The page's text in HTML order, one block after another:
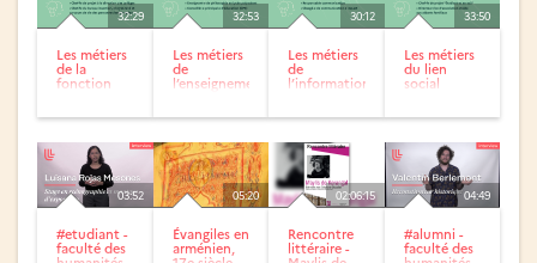
32:29
Les métiers
de la
fonction
32:53
Les métiers
de
l’enseignement
30:12
Les métiers
de
l’information
33:50
Les métiers
du lien
social
03:52
#etudiant -
faculté des
05:20
Évangiles en
arménien,
02:06:15
Rencontre
littéraire -
04:49
#alumni -
faculté des